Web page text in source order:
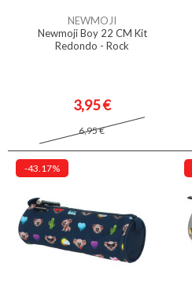
NEWMOJI
Newmoji Boy 22 CM Kit
Redondo - Rock
3,95 €
6,95 €
-43.17%